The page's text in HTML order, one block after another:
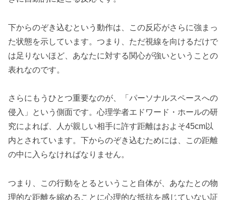
下からのぞき込むという動作は、この反応がさらに強まっ
た状態を示しています。つまり、ただ視線を向けるだけで
は足りないほど、あなたに対する関心が強いということの
表れなのです。
さらにもうひとつ重要なのが、「パーソナルスペースへの
侵入」という側面です。心理学者エドワード・ホールの研
究によれば、人が親しい相手に許す距離はおよそ45cm以
内とされています。下からのぞき込むためには、この距離
の中に入らなければなりません。
つまり、この行動をとるということ自体が、あなたとの物
理的な距離を縮めることに心理的な抵抗を感じていない証